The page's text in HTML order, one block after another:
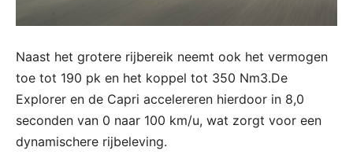
Naast het grotere rijbereik neemt ook het vermogen
toe tot 190 pk en het koppel tot 350 Nm3.De
Explorer en de Capri accelereren hierdoor in 8,0
seconden van 0 naar 100 km/u, wat zorgt voor een
dynamischere rijbeleving.